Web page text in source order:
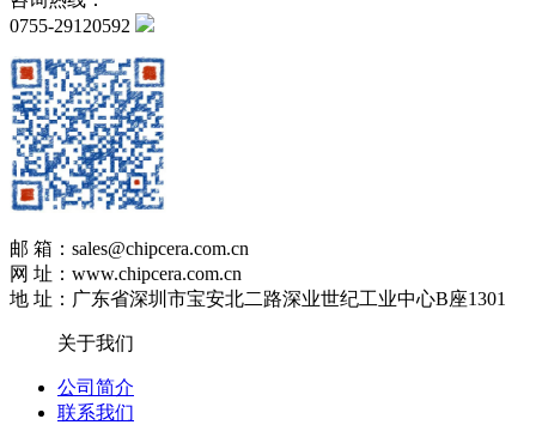
0755-29120592
邮 箱：sales@chipcera.com.cn
网 址：www.chipcera.com.cn
地 址：广东省深圳市宝安北二路深业世纪工业中心B座1301
关于我们
公司简介
联系我们